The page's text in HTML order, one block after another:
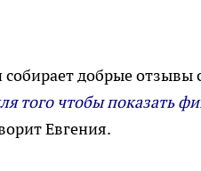
добрые отзывы
того чтобы показать
Евгения.